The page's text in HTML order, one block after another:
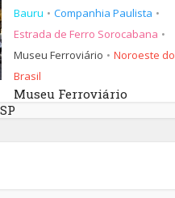
Bauru • Companhia Paulista •
Estrada de Ferro Sorocabana •
Museu Ferroviário • Noroeste do
Brasil
Museu Ferroviário